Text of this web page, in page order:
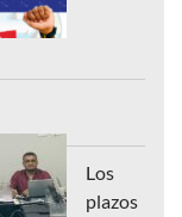
Los
plazos